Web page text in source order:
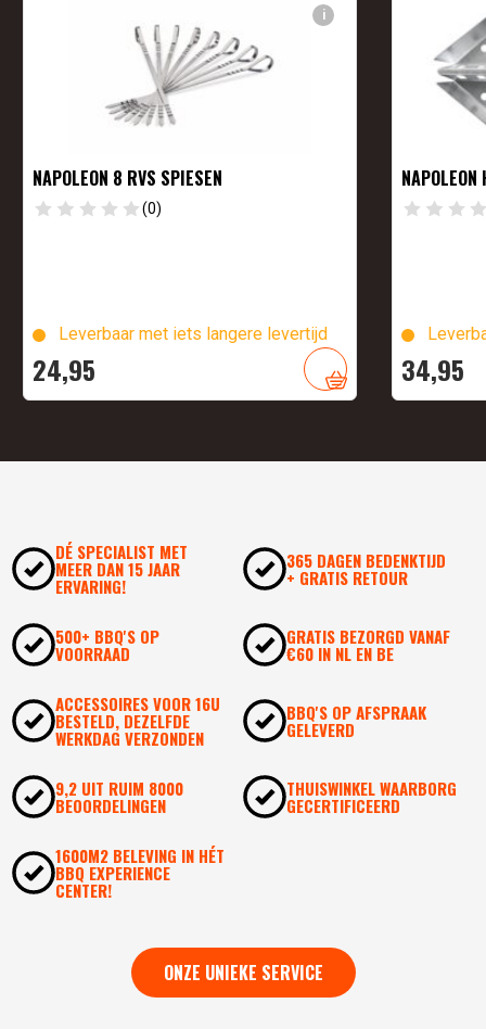
i
NAPOLEON 8 RVS SPIESEN
(0)
Leverbaar met iets langere levertijd
24,95
NAPOLEON
34,95
DÉ SPECIALIST MET
MEER DAN 15 JAAR
ERVARING!
365 DAGEN BEDENKTIJD
+ GRATIS RETOUR
500+ BBQ'S OP
VOORRAAD
GRATIS BEZORGD VANAF
€60 IN NL EN BE
ACCESSOIRES VOOR 16U
BESTELD, DEZELFDE
WERKDAG VERZONDEN
BBQ'S OP AFSPRAAK
GELEVERD
9,2 UIT RUIM 8000
BEOORDELINGEN
THUISWINKEL WAARBORG
GECERTIFICEERD
1600M2 BELEVING IN HÉT
BBQ EXPERIENCE
CENTER!
ONZE UNIEKE SERVICE